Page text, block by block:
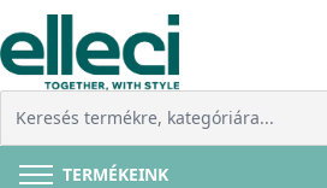
TERMÉKEINK